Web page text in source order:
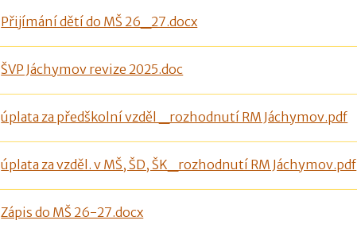
Přijímání dětí do MŠ 26_27.docx
ŠVP Jáchymov revize 2025.doc
úplata za předškolní vzděl _rozhodnutí RM Jáchymov.pdf
úplata za vzděl. v MŠ, ŠD, ŠK_rozhodnutí RM Jáchymov.pdf
Zápis do MŠ 26-27.docx